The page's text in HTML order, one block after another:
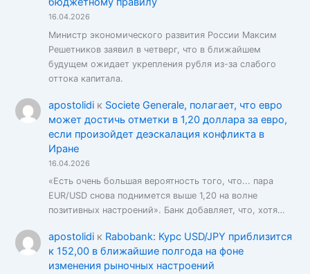
16.04.2026
Министр экономического развития России Максим
Решетников заявил в четверг, что в ближайшем
будущем ожидает укрепления рубля из-за слабого
оттока капитала.
apostolidiк Societe Generale, полагает, что евро
может достичь отметки в 1,20 доллара за евро,
если произойдет деэскалация конфликта в
Иране
16.04.2026
«Есть очень большая вероятность того, что... пара
EUR/USD снова поднимется выше 1,20 на волне
позитивных настроений». Банк добавляет, что, хотя…
apostolidiк Rabobank: Курс USD/JPY приблизится
к 152,00 в ближайшие полгода на фоне
изменения рыночных настроений